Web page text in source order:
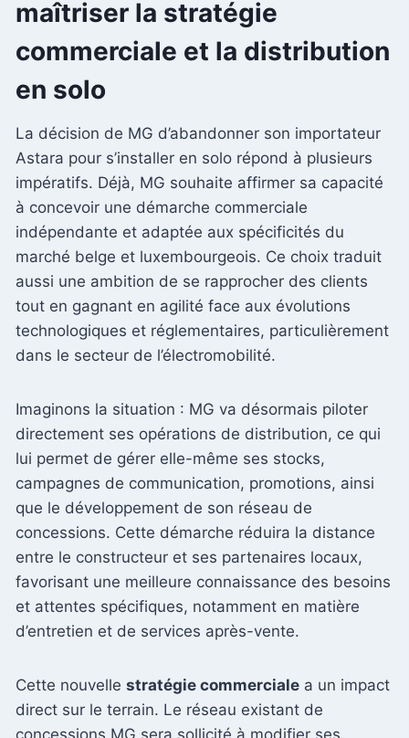
maîtriser la stratégie
commerciale et la distribution
en solo
La décision de MG d’abandonner son importateur
Astara pour s’installer en solo répond à plusieurs
impératifs. Déjà, MG souhaite affirmer sa capacité
à concevoir une démarche commerciale
indépendante et adaptée aux spécificités du
marché belge et luxembourgeois. Ce choix traduit
aussi une ambition de se rapprocher des clients
tout en gagnant en agilité face aux évolutions
technologiques et réglementaires, particulièrement
dans le secteur de l’électromobilité.
Imaginons la situation : MG va désormais piloter
directement ses opérations de distribution, ce qui
lui permet de gérer elle-même ses stocks,
campagnes de communication, promotions, ainsi
que le développement de son réseau de
concessions. Cette démarche réduira la distance
entre le constructeur et ses partenaires locaux,
favorisant une meilleure connaissance des besoins
et attentes spécifiques, notamment en matière
d’entretien et de services après-vente.
Cette nouvelle stratégie commerciale a un impact
direct sur le terrain. Le réseau existant de
concessions MG sera sollicité à modifier ses